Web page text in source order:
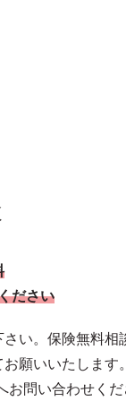
ださい
い。保険無料相
願いいたします。
問い合わせくだ